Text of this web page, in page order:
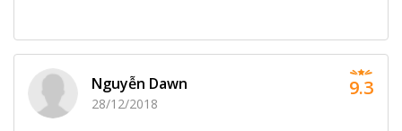
Nguyễn Dawn
28/12/2018
9.3